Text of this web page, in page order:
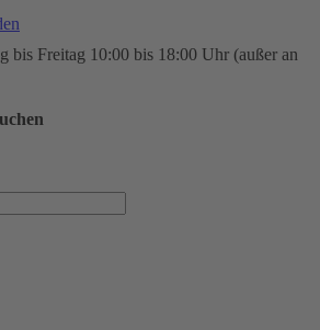
bis Freitag 10:00 bis 18:00 Uhr (außer an